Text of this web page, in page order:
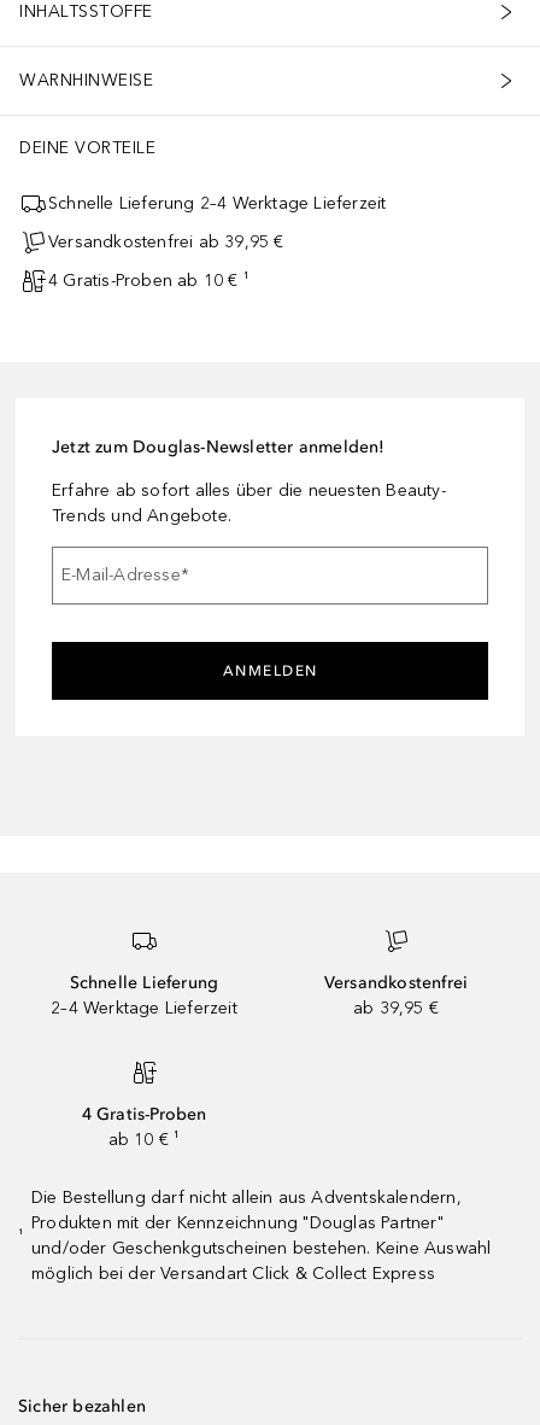
INHALTSSTOFFE
WARNHINWEISE
DEINE VORTEILE
Schnelle Lieferung 2–4 Werktage Lieferzeit
Versandkostenfrei ab 39,95 €
4 Gratis-Proben ab 10 € ¹
Jetzt zum Douglas-Newsletter anmelden!
Erfahre ab sofort alles über die neuesten Beauty-
Trends und Angebote.
E-Mail-Adresse*
ANMELDEN
Schnelle Lieferung
2–4 Werktage Lieferzeit
Versandkostenfrei
ab 39,95 €
4 Gratis-Proben
ab 10 € ¹
¹
Die Bestellung darf nicht allein aus Adventskalendern,
Produkten mit der Kennzeichnung "Douglas Partner"
und/oder Geschenkgutscheinen bestehen. Keine Auswahl
möglich bei der Versandart Click & Collect Express
Sicher bezahlen